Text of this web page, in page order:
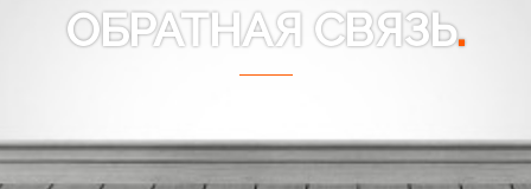
ОБРАТНАЯ СВЯЗЬ